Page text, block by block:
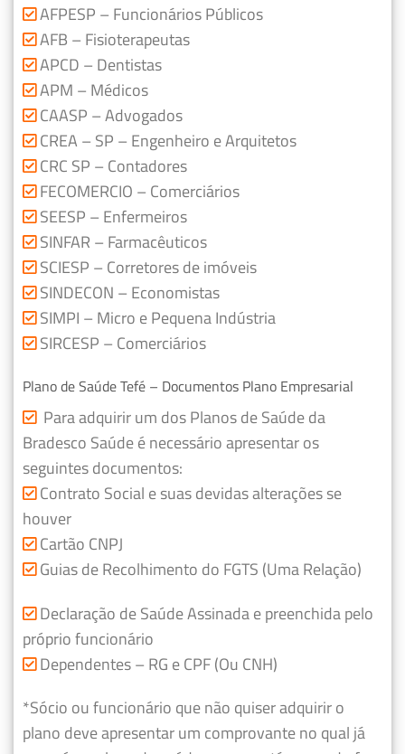
AFPESP – Funcionários Públicos
AFB – Fisioterapeutas
APCD – Dentistas
APM – Médicos
CAASP – Advogados
CREA – SP – Engenheiro e Arquitetos
CRC SP – Contadores
FECOMERCIO – Comerciários
SEESP – Enfermeiros
SINFAR – Farmacêuticos
SCIESP – Corretores de imóveis
SINDECON – Economistas
SIMPI – Micro e Pequena Indústria
SIRCESP – Comerciários
Plano de Saúde Tefé – Documentos Plano Empresarial
Para adquirir um dos Planos de Saúde da
Bradesco Saúde é necessário apresentar os
seguintes documentos:
Contrato Social e suas devidas alterações se
houver
Cartão CNPJ
Guias de Recolhimento do FGTS (Uma Relação)
Declaração de Saúde Assinada e preenchida pelo
próprio funcionário
Dependentes – RG e CPF (Ou CNH)
*Sócio ou funcionário que não quiser adquirir o
plano deve apresentar um comprovante no qual já